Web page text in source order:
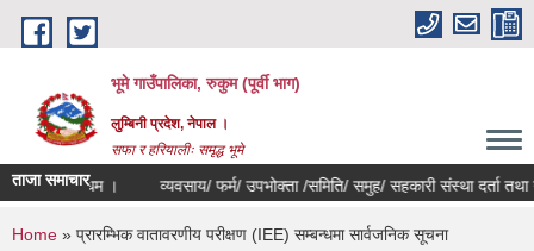
Skip to main content
भूमे गाउँपालिका, रुकुम (पूर्वी भाग)
लुम्बिनी प्रदेश, नेपाल ।
सफा र हरियालीः समृद्ध भूमे
ताजा समाचार
सम्बन्धम । व्यवसाय/ फर्म/ उपभोक्ता /समिति/ समुह/ सहकारी संस्था दर्ता तथा
You are here
Home » प्रारम्भिक वातावरणीय परीक्षण (IEE) सम्बन्धमा सार्वजनिक सूचना